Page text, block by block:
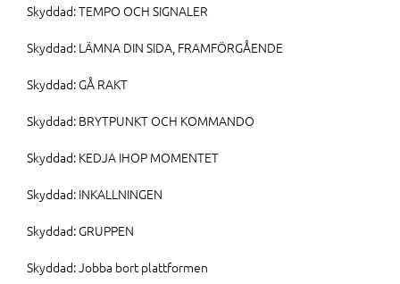
Skyddad: TEMPO OCH SIGNALER
Skyddad: LÄMNA DIN SIDA, FRAMFÖRGÅENDE
Skyddad: GÅ RAKT
Skyddad: BRYTPUNKT OCH KOMMANDO
Skyddad: KEDJA IHOP MOMENTET
Skyddad: INKALLNINGEN
Skyddad: GRUPPEN
Skyddad: Jobba bort plattformen